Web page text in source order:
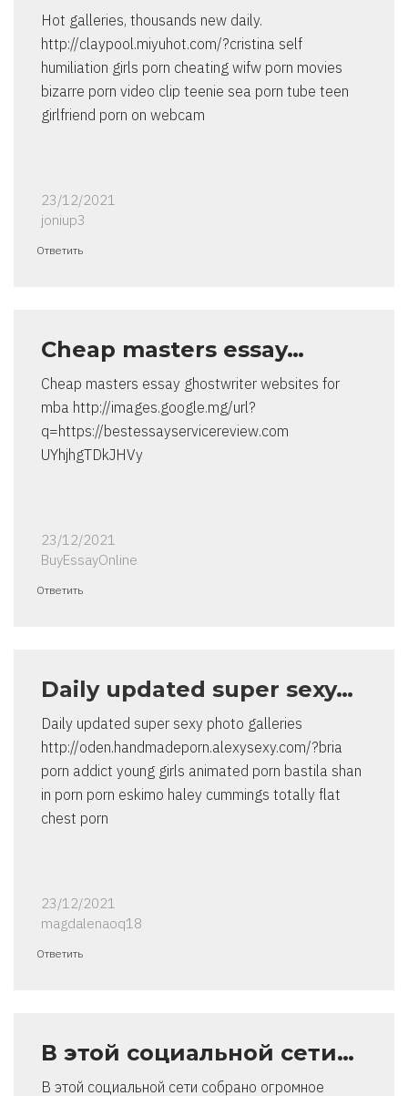
Hot galleries, thousands new daily.
http://claypool.miyuhot.com/?cristina self
humiliation girls porn cheating wifw porn movies
bizarre porn video clip teenie sea porn tube teen
girlfriend porn on webcam
23/12/2021
joniup3
Ответить
Cheap masters essay…
Cheap masters essay ghostwriter websites for
mba http://images.google.mg/url?
q=https://bestessayservicereview.com
UYhjhgTDkJHVy
23/12/2021
BuyEssayOnline
Ответить
Daily updated super sexy…
Daily updated super sexy photo galleries
http://oden.handmadeporn.alexysexy.com/?bria
porn addict young girls animated porn bastila shan
in porn porn eskimo haley cummings totally flat
chest porn
23/12/2021
magdalenaoq18
Ответить
В этой социальной сети…
В этой социальной сети собрано огромное